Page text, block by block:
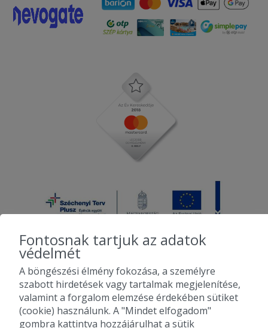
2010-2026 Copyright - Falatozz.hu - Diston-line Kft.
Pizza, gyros, hamburger, menük kedvező áron, egy helyen az összes
étterem ajánlata.
Fontosnak tartjuk az adatok
védelmét
A böngészési élmény fokozása, a személyre
szabott hirdetések vagy tartalmak megjelenítése,
valamint a forgalom elemzése érdekében sütiket
(cookie) használunk. A "Mindet elfogadom"
gombra kattintva hozzájárulhat a sütik